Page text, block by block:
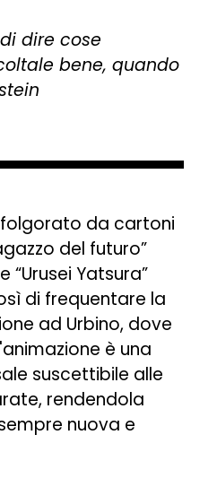
dire cose
bene, quando
da cartoni
del futuro”
“Urusei Yatsura”
di frequentare la
ad Urbino, dove
è una
suscettibile alle
rendendola
nuova e